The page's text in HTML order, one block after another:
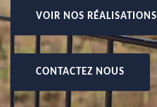
VOIR NOS RÉALISATIONS
CONTACTEZ NOUS